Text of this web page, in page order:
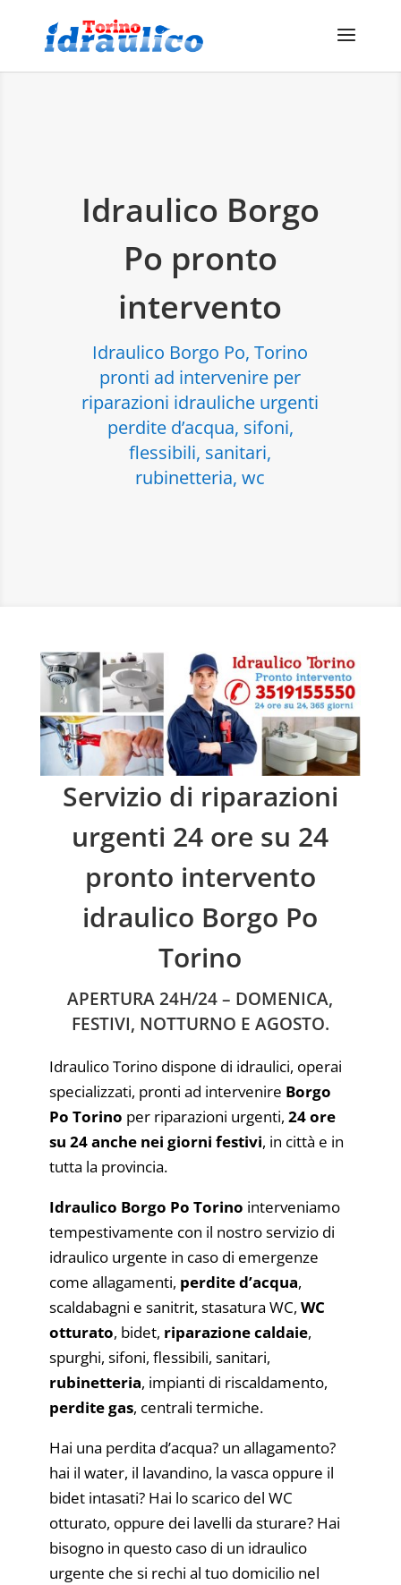
Idraulico Borgo
Po pronto
intervento
Idraulico Borgo Po, Torino
pronti ad intervenire per
riparazioni idrauliche urgenti
perdite d’acqua, sifoni,
flessibili, sanitari,
rubinetteria, wc
Servizio di riparazioni
urgenti 24 ore su 24
pronto intervento
idraulico Borgo Po
Torino
APERTURA 24H/24 – DOMENICA,
FESTIVI, NOTTURNO E AGOSTO.
Idraulico Torino dispone di idraulici, operai
specializzati, pronti ad intervenire Borgo
Po Torino per riparazioni urgenti, 24 ore
su 24 anche nei giorni festivi, in città e in
tutta la provincia.
Idraulico Borgo Po Torino interveniamo
tempestivamente con il nostro servizio di
idraulico urgente in caso di emergenze
come allagamenti, perdite d’acqua,
scaldabagni e sanitrit, stasatura WC, WC
otturato, bidet, riparazione caldaie,
spurghi, sifoni, flessibili, sanitari,
rubinetteria, impianti di riscaldamento,
perdite gas, centrali termiche.
Hai una perdita d’acqua? un allagamento?
hai il water, il lavandino, la vasca oppure il
bidet intasati? Hai lo scarico del WC
otturato, oppure dei lavelli da sturare? Hai
bisogno in questo caso di un idraulico
urgente che si rechi al tuo domicilio nel